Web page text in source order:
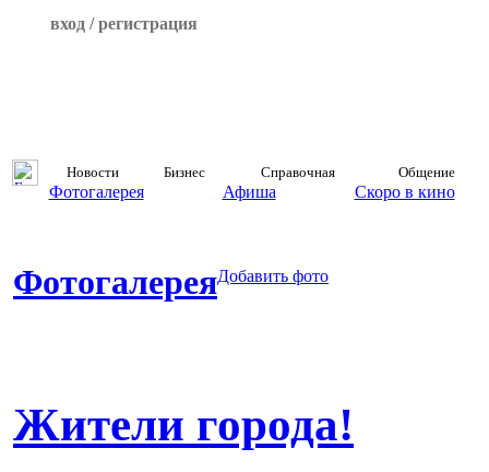
вход / регистрация
Новости Бизнес Справочная Общение
Фотогалерея Афиша Скоро в кино
ФотогалереяДобавить фото
Жители города!